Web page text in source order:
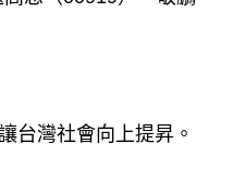
台灣社會向上提昇。